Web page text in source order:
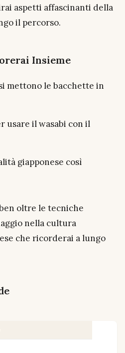
aspetti affascinanti della
il percorso.
Insieme
mettono le bacchette in
usare il wasabi con il
giapponese così
oltre le tecniche
nella cultura
che ricorderai a lungo